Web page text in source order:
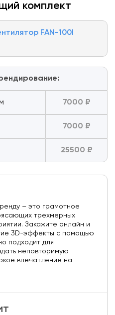
комплект
FAN-100I
7000 ₽
7000 ₽
25500 ₽
– это грамотное
трехмерных
Закажите онлайн и
3D-эффекты с помощью
подходит для
неповторимую
впечатление на